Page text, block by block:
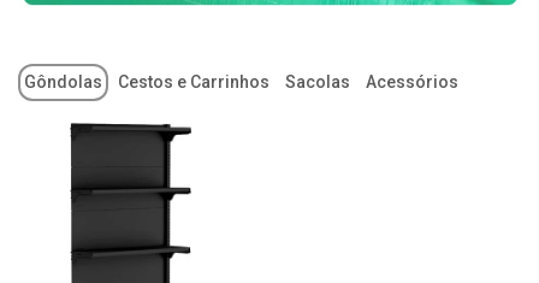
Gôndolas Cestos e Carrinhos Sacolas Acessórios